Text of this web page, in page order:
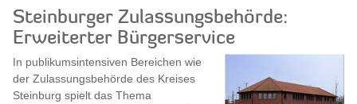
Steinburger Zulassungsbehörde:
Erweiterter Bürgerservice
In publikumsintensiven Bereichen wie
der Zulassungsbehörde des Kreises
Steinburg spielt das Thema